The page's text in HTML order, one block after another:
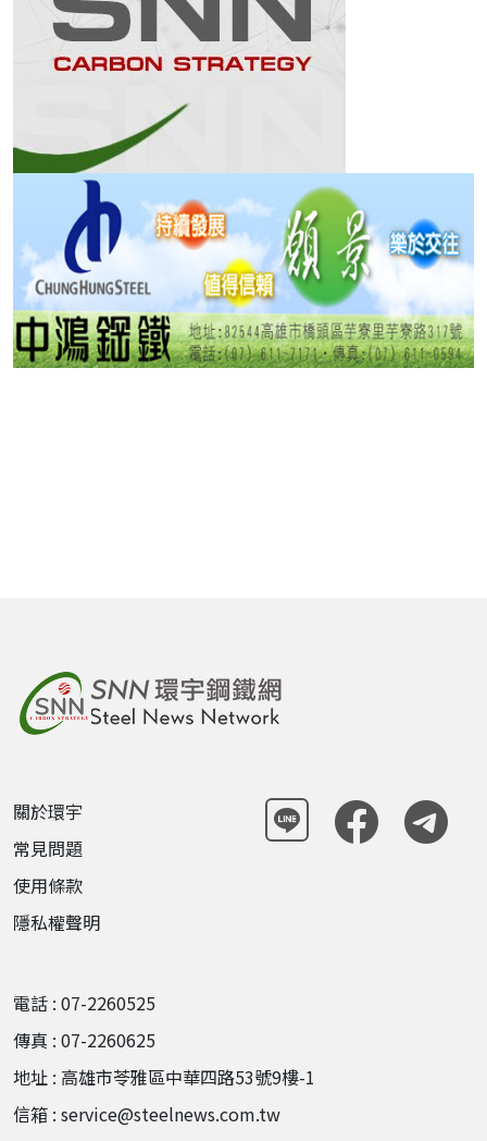
關於環宇
常見問題
使用條款
隱私權聲明
電話 : 07-2260525
傳真 : 07-2260625
地址 : 高雄市苓雅區中華四路53號9樓-1
信箱 : service@steelnews.com.tw